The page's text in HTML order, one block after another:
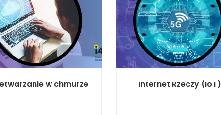
w chmurze Internet Rzeczy (IoT)